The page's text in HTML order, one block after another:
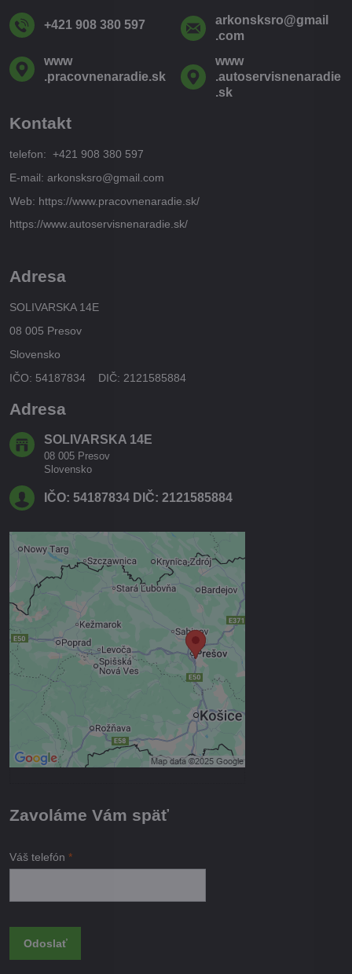
+421 908 380 597
arkonsksro​@gmail​
.com
www​
.pracovnenaradie​.sk
www​
.autoservisnenaradie​
.sk
Kontakt
telefon: +421 908 380 597
E-mail: arkonsksro@gmail.com
Web: https://www.pracovnenaradie.sk/
https://www.autoservisnenaradie.sk/
Adresa
SOLIVARSKA 14E
08 005 Presov
Slovensko
IČO: 54187834 DIČ: 2121585884
Adresa
SOLIVARSKA 14E
08 005 Presov
Slovensko
IČO: 54187834 DIČ: 2121585884
Externý obsah je blokovaný
Voľbami súkromia
Prajete si načítať externý obsah?
Povoliť tentokrát
Povoliť a zapamätať - súhlas s
druhom cookie: Funkčné
Otvoriť obsah v novom okne
Zavoláme Vám späť
Váš telefón *
Odoslať